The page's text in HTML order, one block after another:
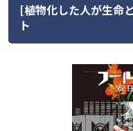
[植物化した人が生命
ト